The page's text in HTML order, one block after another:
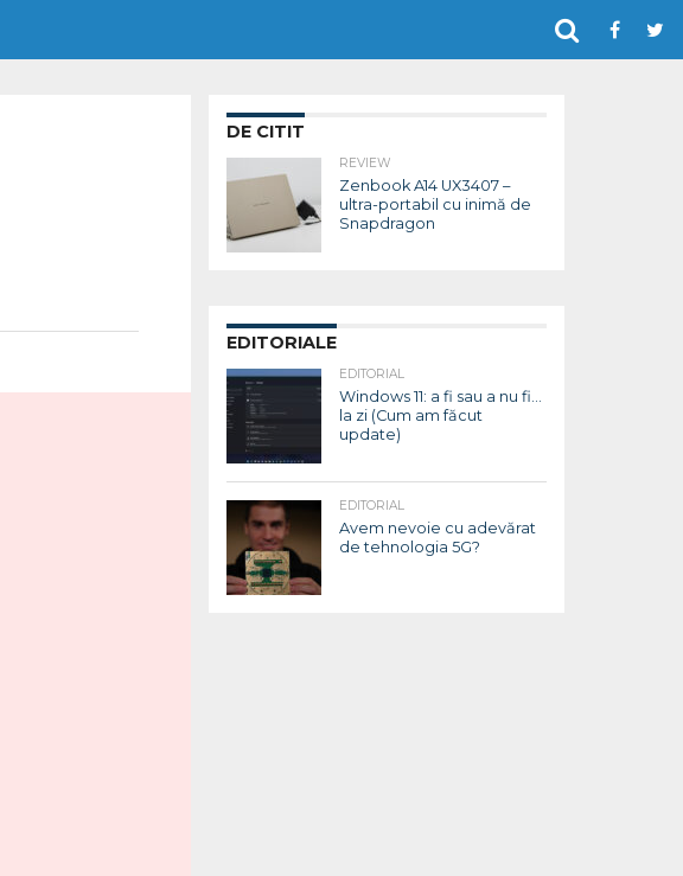
DE CITIT
REVIEW
Zenbook A14 UX3407 –
ultra-portabil cu inimă de
Snapdragon
EDITORIALE
EDITORIAL
Windows 11: a fi sau a nu fi…
la zi (Cum am făcut
update)
EDITORIAL
Avem nevoie cu adevărat
de tehnologia 5G?